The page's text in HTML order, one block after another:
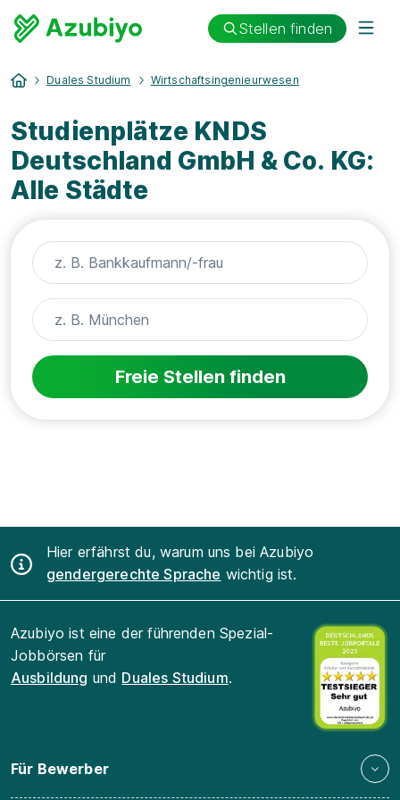
Stellen finden
Duales Studium Wirtschaftsingenieurwesen
Studienplätze KNDS
Deutschland GmbH & Co. KG:
Alle Städte
Freie Stellen finden
Hier erfährst du, warum uns bei Azubiyo
gendergerechte Sprache wichtig ist.
Azubiyo ist eine der führenden Spezial-
Jobbörsen für
Ausbildung und Duales Studium.
Für Bewerber